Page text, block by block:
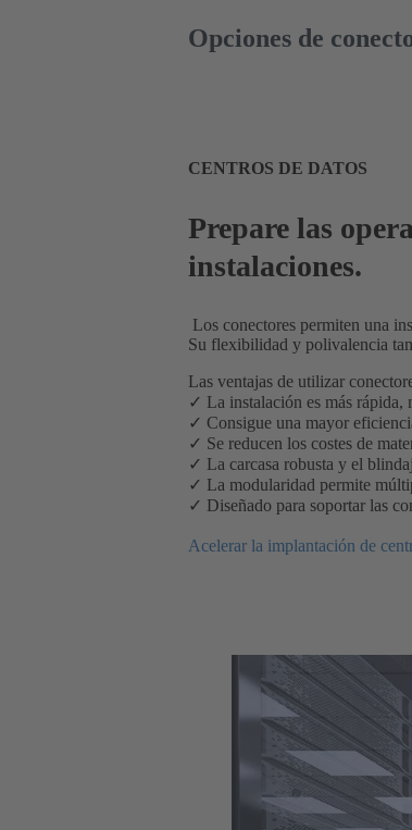
Opciones de
CENTROS DE DATOS
Prepare las
instalaciones.
Los conectores permiten una
Su flexibilidad y polivalencia
Las ventajas de utilizar
✓ La instalación es más rápida,
✓ Consigue una mayor
✓ Se reducen los costes de
✓ La carcasa robusta y el
✓ La modularidad permite
✓ Diseñado para soportar las
Acelerar la implantación de